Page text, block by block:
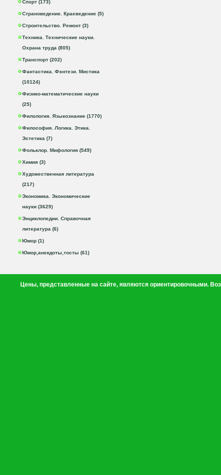
Спорт (173)
Страноведение. Краеведение (5)
Строительство. Ремонт (3)
Техника. Технические науки.
Охрана труда (805)
Транспорт (202)
Фантастика. Фэнтези. Мистика
(10124)
Физико-математические науки
(25)
Филология. Языкознание (1770)
Философия. Логика. Этика.
Эстетика (7)
Фольклор. Мифология (549)
Химия (3)
Художественная литература
(217)
Экономика. Экономические
науки (3629)
Энциклопедии. Справочная
литература (6)
Юмор (1)
Юмор,анекдоты,тосты (61)
Цены, представленные на сайте, являются ориентировочными.